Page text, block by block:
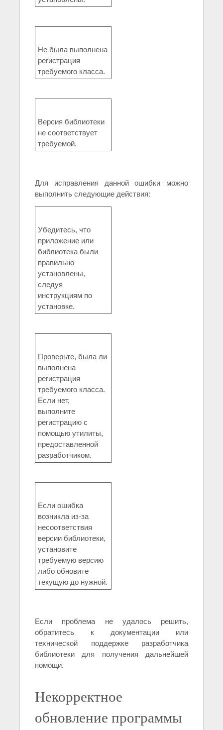
Не была выполнена
регистрация
требуемого класса.
Версия библиотеки
не соответствует
требуемой.
Для исправления данной ошибки можно
выполнить следующие действия:
Убедитесь, что
приложение или
библиотека были
правильно
установлены,
следуя
инструкциям по
установке.
Проверьте, была ли
выполнена
регистрация
требуемого класса.
Если нет,
выполните
регистрацию с
помощью утилиты,
предоставленной
разработчиком.
Если ошибка
возникла из-за
несоответствия
версии библиотеки,
установите
требуемую версию
либо обновите
текущую до нужной.
Если проблема не удалось решить,
обратитесь к документации или
технической поддержке разработчика
библиотеки для получения дальнейшей
помощи.
Некорректное
обновление программы